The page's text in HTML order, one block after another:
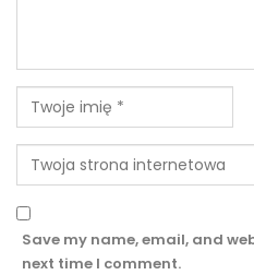
Save my name, email, and
next time I comment.